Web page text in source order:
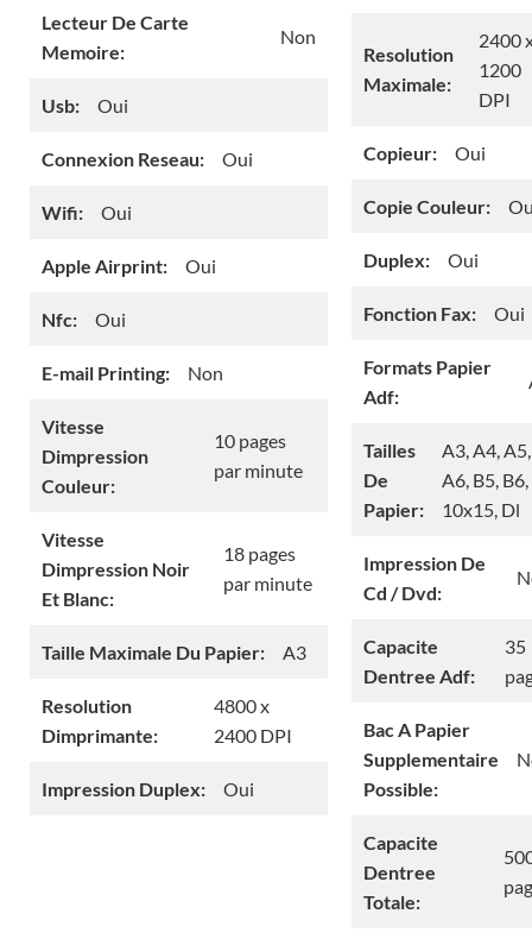
Lecteur De Carte
Memoire:
Non
Usb: Oui
Connexion Reseau: Oui
Wifi: Oui
Apple Airprint: Oui
Nfc: Oui
E-mail Printing: Non
Vitesse
Dimpression
Couleur:
10 pages
par minute
Vitesse
Dimpression Noir
Et Blanc:
18 pages
par minute
Taille Maximale Du Papier: A3
Resolution
Dimprimante:
4800 x
2400 DPI
Impression Duplex: Oui
Resolution
Maximale:
2400
1200
DPI
Copieur: Oui
Copie Couleur:
Duplex: Oui
Fonction Fax: Oui
Formats Papier
Adf:
Tailles
De
Papier:
A3, A4, A5,
A6, B5, B6,
10x15, Dl
Impression De
Cd / Dvd:
Capacite
Dentree Adf:
35
Bac A Papier
Supplementaire
Possible:
Capacite
Dentree
Totale: